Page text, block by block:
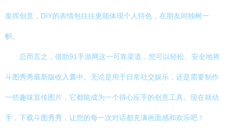
发挥创意，DIY的表情包往往更能体现个人特色，在朋友间独树一
帜。
总而言之，借助91手游网这一可靠渠道，您可以轻松、安全地将
斗图秀秀最新版收入囊中。无论是用于日常社交娱乐，还是需要制作
一些趣味宣传图片，它都能成为一个得心应手的创意工具。现在就动
手，下载斗图秀秀，让您的每一次对话都充满画面感和欢乐吧！